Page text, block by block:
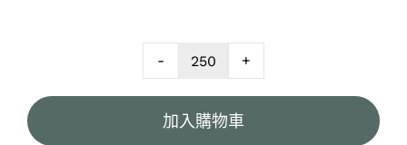
3K
直
式
- +
加入購物車